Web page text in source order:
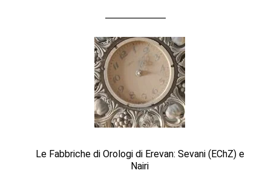
Le Fabbriche di Orologi di Erevan: Sevani (EChZ) e
Nairi